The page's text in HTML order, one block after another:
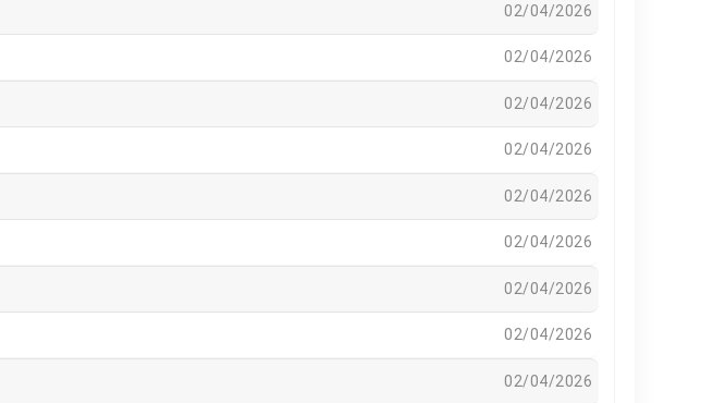
02/04/2026
02/04/2026
02/04/2026
02/04/2026
02/04/2026
02/04/2026
02/04/2026
02/04/2026
02/04/2026